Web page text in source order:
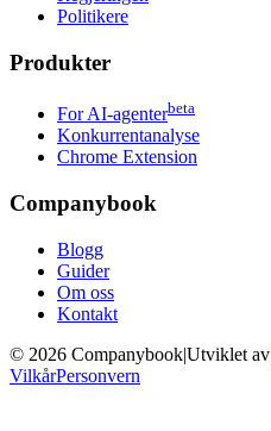
Politikere
Produkter
For AI-agenterbeta
Konkurrentanalyse
Chrome Extension
Companybook
Blogg
Guider
Om oss
Kontakt
© 2026 Companybook|Utviklet av
VilkårPersonvern